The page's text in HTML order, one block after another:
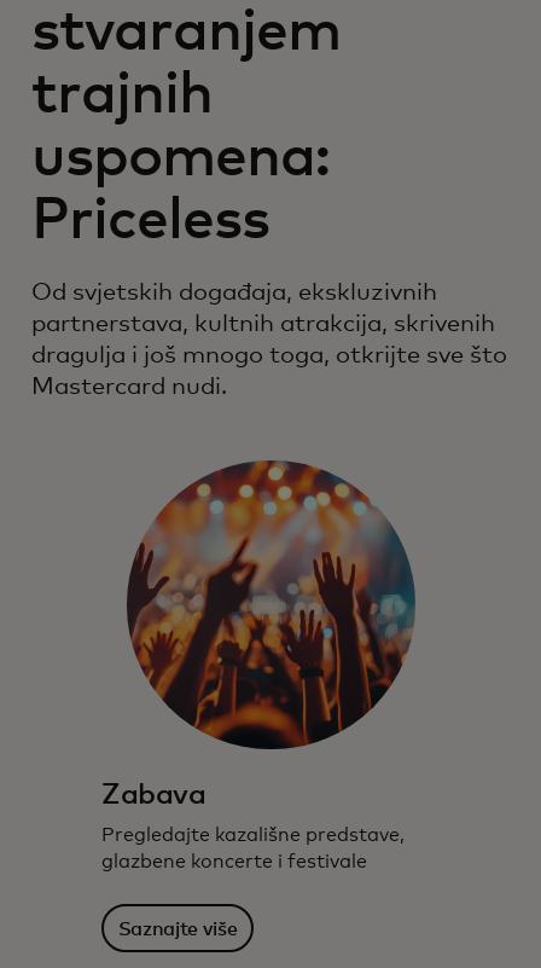
stvaranjem
trajnih
uspomena:
Priceless
Od svjetskih događaja, ekskluzivnih
partnerstava, kultnih atrakcija, skrivenih
dragulja i još mnogo toga, otkrijte sve što
Mastercard nudi.
Zabava
Pregledajte kazališne predstave,
glazbene koncerte i festivale
Saznajte više